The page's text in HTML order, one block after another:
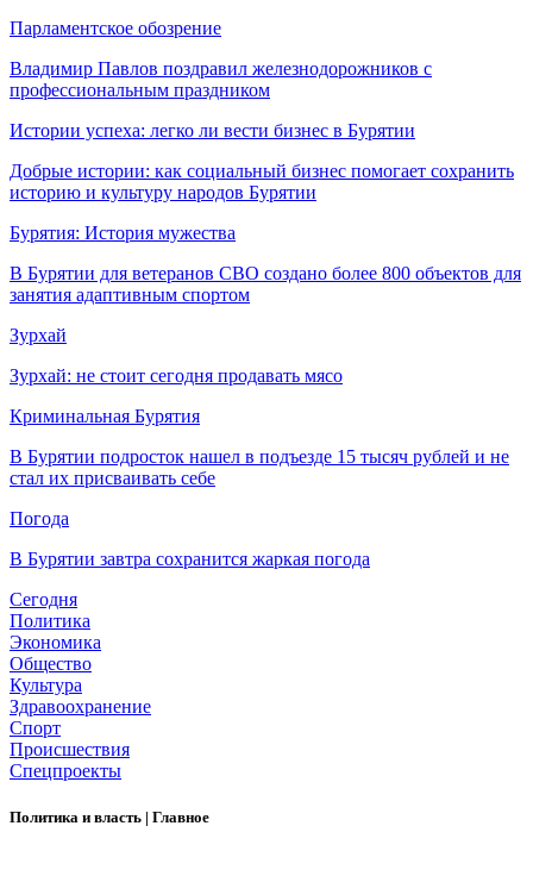
Парламентское обозрение
Владимир Павлов поздравил железнодорожников с
профессиональным праздником
Истории успеха: легко ли вести бизнес в Бурятии
Добрые истории: как социальный бизнес помогает сохранить
историю и культуру народов Бурятии
Бурятия: История мужества
В Бурятии для ветеранов СВО создано более 800 объектов для
занятия адаптивным спортом
Зурхай
Зурхай: не стоит сегодня продавать мясо
Криминальная Бурятия
В Бурятии подросток нашел в подъезде 15 тысяч рублей и не
стал их присваивать себе
Погода
В Бурятии завтра сохранится жаркая погода
Сегодня
Политика
Экономика
Общество
Культура
Здравоохранение
Спорт
Происшествия
Спецпроекты
Политика и власть | Главное